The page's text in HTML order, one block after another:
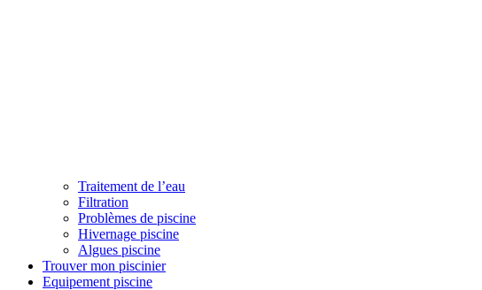
Traitement de l’eau
Filtration
Problèmes de piscine
Hivernage piscine
Algues piscine
Trouver mon piscinier
Equipement piscine